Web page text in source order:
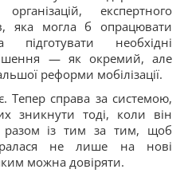
експертного
яка могла б опрацювати
необхідні
— як окремий, але
реформи мобілізації.
Тепер справа за системою,
зникнути тоді, коли він
із тим за тим, щоб
не лише на нові
можна довіряти.